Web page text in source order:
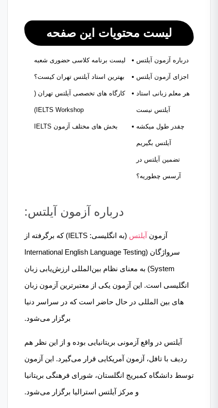
لیست محتویات این صفحه
درباره آزمون آیلتس
اجزای آزمون آیلتس
هر معلم زبانی استاد
آیلتس نیست
چقدر طول میکشه
آیلتس بگیریم
تضمین آیلتس در
آرسس چطوریه؟
لیست برنامه کلاسی حضوری شعبه
بهترین استاد آیلتس تهران کیست؟
کارگاه های تخصصی آیلتس تهران (
IELTS Workshop)
بخش های مختلف آزمون IELTS
درباره آزمون آیلتس:
آزمون آیلتس
(به انگلیسی: IELTS) که برگرفته از
سرواژگان (International English Language Testing
System) به معنای نظام بین‌المللی ارزش‌یابی زبان
انگلیسی است. این آزمون یکی از معتبرترین آزمون‌ زبان
های بین المللی در حال حاضر است که در سراسر دنیا
برگزار می‌شود.
آیلتس در واقع آزمونی بریتانیایی بوده و از این نظر هم
ردیف با تافل، آزمون آمریکایی قرار می‌گیرد. این آزمون
توسط دانشگاه کمبریج انگلستان، شورای فرهنگی بریتانیا
و مرکز آیلتس استرالیا برگزار می‌شود.